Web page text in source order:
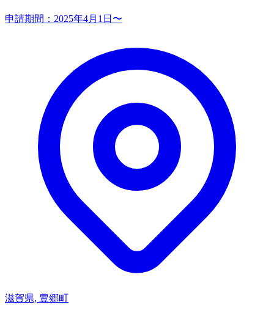
申請期間： 2025年4月1日〜
滋賀県, 豊郷町